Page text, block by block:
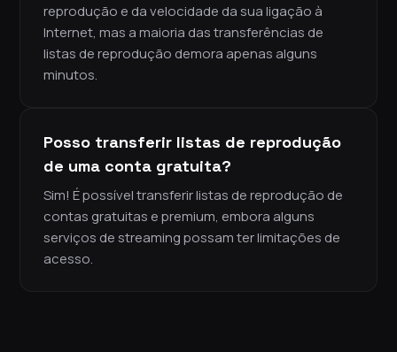
reprodução e da velocidade da sua ligação à
Internet, mas a maioria das transferências de
listas de reprodução demora apenas alguns
minutos.
Posso transferir listas de reprodução
de uma conta gratuita?
Sim! É possível transferir listas de reprodução de
contas gratuitas e premium, embora alguns
serviços de streaming possam ter limitações de
acesso.